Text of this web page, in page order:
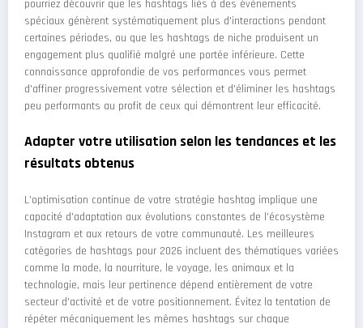
pourriez découvrir que les hashtags liés à des événements
spéciaux génèrent systématiquement plus d'interactions pendant
certaines périodes, ou que les hashtags de niche produisent un
engagement plus qualifié malgré une portée inférieure. Cette
connaissance approfondie de vos performances vous permet
d'affiner progressivement votre sélection et d'éliminer les hashtags
peu performants au profit de ceux qui démontrent leur efficacité.
Adapter votre utilisation selon les tendances et les
résultats obtenus
L'optimisation continue de votre stratégie hashtag implique une
capacité d'adaptation aux évolutions constantes de l'écosystème
Instagram et aux retours de votre communauté. Les meilleures
catégories de hashtags pour 2026 incluent des thématiques variées
comme la mode, la nourriture, le voyage, les animaux et la
technologie, mais leur pertinence dépend entièrement de votre
secteur d'activité et de votre positionnement. Évitez la tentation de
répéter mécaniquement les mêmes hashtags sur chaque